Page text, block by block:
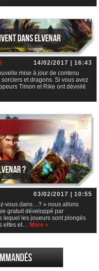
dans Elvenar
14/02/2017 | 16:43
mise à jour de contenu
et dragons. Si vous avez
Timon et Rike ont dévoilé
?
03/02/2017 | 10:55
vous dans…? » nous allons
gratuit développé par
lequel les joueurs sont plongés
elfes et… More »